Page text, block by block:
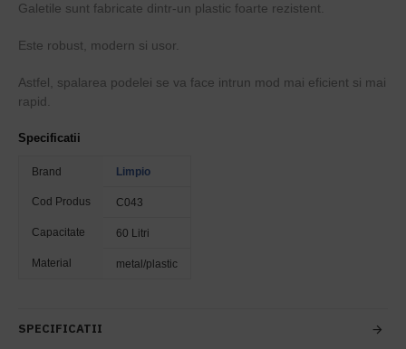
Galetile sunt fabricate dintr-un plastic foarte rezistent.
Este robust, modern si usor.
Astfel, spalarea podelei se va face intrun mod mai eficient si mai
rapid.
Specificatii
Brand Limpio
Cod Produs C043
Capacitate 60 Litri
Material metal/plastic
SPECIFICATII